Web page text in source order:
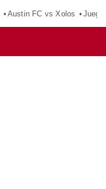
Austin FC vs Xolos